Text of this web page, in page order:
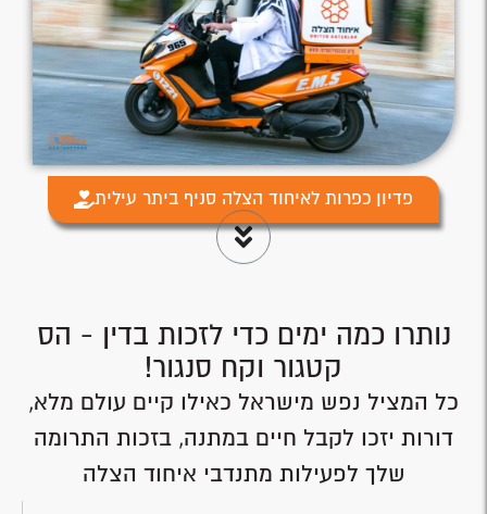
פדיון כפרות לאיחוד הצלה סניף ביתר עילית
נותרו כמה ימים כדי לזכות בדין - הס
קטגור וקח סנגור!
כל המציל נפש מישראל כאילו קיים עולם מלא,
דורות יזכו לקבל חיים במתנה, בזכות התרומה
שלך לפעילות מתנדבי איחוד הצלה